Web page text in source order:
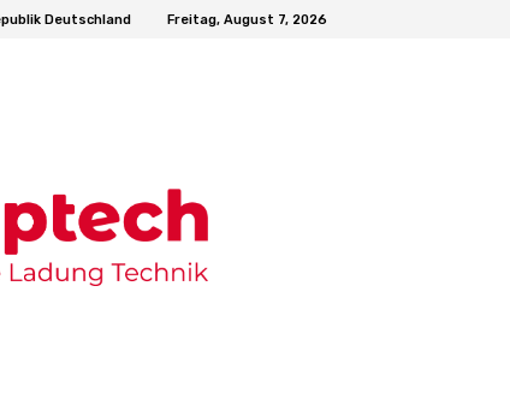
Deutschland Freitag, August 7, 2026